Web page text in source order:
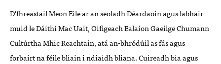
D'fhreastail Meon Eile ar an seoladh Déardaoin agus labhair
muid le Dáithí Mac Uait, Oifigeach Ealaíon Gaeilge Chumann
Cultúrtha Mhic Reachtain, atá an-bhródúil as fás agus
forbairt na féile bliain i ndiaidh bliana. Cuireadh bia agus